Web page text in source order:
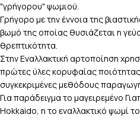
"γρήγορου" ψωμιού.
Γρήγορο με την έννοια της
βωμό της οποίας θυσιάζεται η
θρεπτικότητα.
Στην Εναλλακτική αρτοποίηση
πρώτες ύλες κορυφαίας
συγκεκριμένες μεθόδους
Για παράδειγμα το μαγειρεμένο
Hokkaido, η το εναλλακτικό ψωμί